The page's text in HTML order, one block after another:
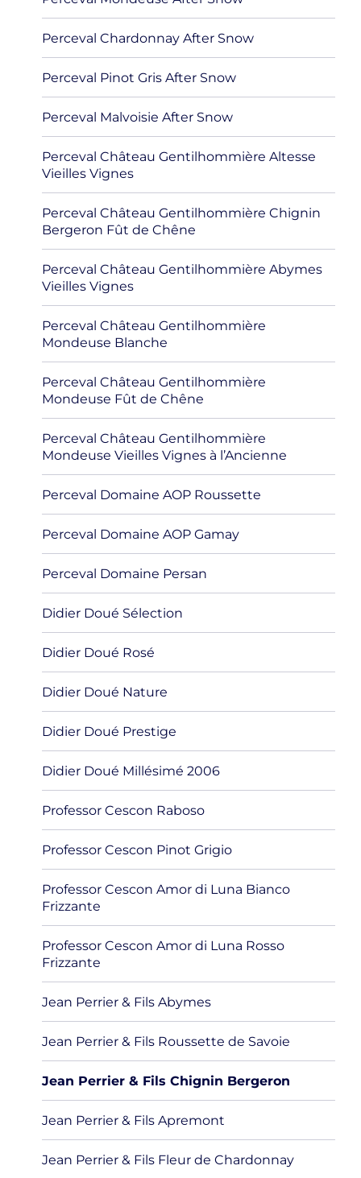
Perceval Chardonnay After Snow
Perceval Pinot Gris After Snow
Perceval Malvoisie After Snow
Perceval Château Gentilhommière Altesse
Vieilles Vignes
Perceval Château Gentilhommière Chignin
Bergeron Fût de Chêne
Perceval Château Gentilhommière Abymes
Vieilles Vignes
Perceval Château Gentilhommière
Mondeuse Blanche
Perceval Château Gentilhommière
Mondeuse Fût de Chêne
Perceval Château Gentilhommière
Mondeuse Vieilles Vignes à l’Ancienne
Perceval Domaine AOP Roussette
Perceval Domaine AOP Gamay
Perceval Domaine Persan
Didier Doué Sélection
Didier Doué Rosé
Didier Doué Nature
Didier Doué Prestige
Didier Doué Millésimé 2006
Professor Cescon Raboso
Professor Cescon Pinot Grigio
Professor Cescon Amor di Luna Bianco
Frizzante
Professor Cescon Amor di Luna Rosso
Frizzante
Jean Perrier & Fils Abymes
Jean Perrier & Fils Roussette de Savoie
Jean Perrier & Fils Chignin Bergeron
Jean Perrier & Fils Apremont
Jean Perrier & Fils Fleur de Chardonnay